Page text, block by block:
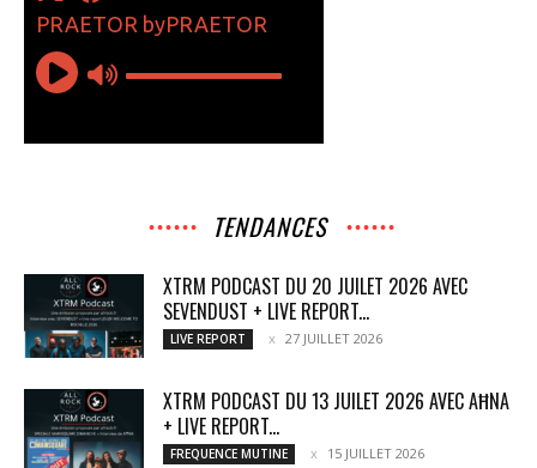
TENDANCES
XTRM PODCAST DU 20 JUILET 2026 AVEC
SEVENDUST + LIVE REPORT...
LIVE REPORT 27 JUILLET 2026
XTRM PODCAST DU 13 JUILET 2026 AVEC AĦNA
+ LIVE REPORT...
FREQUENCE MUTINE 15 JUILLET 2026